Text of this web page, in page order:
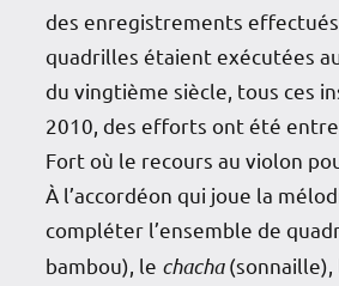
des enregistrements
quadrilles étaient exécutées
du vingtième siècle, tous ces
2010, des efforts ont été
Fort où le recours au violon
À l’accordéon qui joue la
compléter l’ensemble de
bambou), le chacha(sonnaille),